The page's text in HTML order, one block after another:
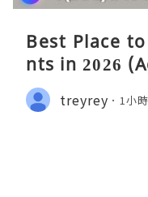
Best Place
nts in 2026
treyrey 1小